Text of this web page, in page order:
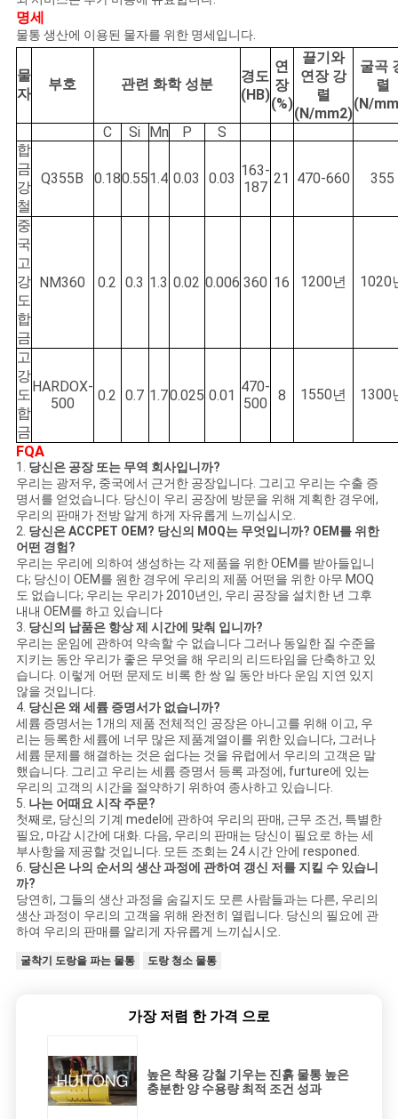
활
보
호
정
책
명세
물통 생산에 이용된 물자를 위한 명세입니다.
물
자
부호 관련 화학 성분
경도
(HB)
연
장
(%)
끌기와
연장 강
렬
(N/mm2)
굴곡
렬
(N/
C
Si Mn P
S
합
금
강
철
Q355B 0.180.551.4 0.03 0.03 163-
187
21 470-660 355
중
국
고
강
도
합
금
NM360 0.2 0.3 1.3 0.02 0.006 360 16 1200년 1020
고
강
도
합
금
HARDOX-
500
0.2 0.7 1.70.025 0.01
470-
500
8 1550년 1300
FQA
1. 당신은 공장 또는 무역 회사입니까?
우리는 광저우, 중국에서 근거한 공장입니다. 그리고 우리는 수출 증
명서를 얻었습니다. 당신이 우리 공장에 방문을 위해 계획한 경우에,
우리의 판매가 전방 알게 하게 자유롭게 느끼십시오.
2. 당신은 ACCPET OEM? 당신의 MOQ는 무엇입니까? OEM를 위한
어떤 경험?
우리는 우리에 의하여 생성하는 각 제품을 위한 OEM를 받아들입니
다; 당신이 OEM를 원한 경우에 우리의 제품 어떤을 위한 아무 MOQ
도 없습니다; 우리는 우리가 2010년인, 우리 공장을 설치한 년 그후
내내 OEM를 하고 있습니다
3. 당신의 납품은 항상 제 시간에 맞춰 입니까?
우리는 운임에 관하여 약속할 수 없습니다 그러나 동일한 질 수준을
지키는 동안 우리가 좋은 무엇을 해 우리의 리드타임을 단축하고 있
습니다. 이렇게 어떤 문제도 비록 한 쌍 일 동안 바다 운임 지연 있지
않을 것입니다.
4. 당신은 왜 세륨 증명서가 없습니까?
세륨 증명서는 1개의 제품 전체적인 공장은 아니고를 위해 이고, 우
리는 등록한 세륨에 너무 많은 제품계열이를 위한 있습니다, 그러나
세륨 문제를 해결하는 것은 쉽다는 것을 유럽에서 우리의 고객은 말
했습니다. 그리고 우리는 세륨 증명서 등록 과정에, furture에 있는
우리의 고객의 시간을 절약하기 위하여 종사하고 있습니다.
5. 나는 어때요 시작 주문?
첫째로, 당신의 기계 medel에 관하여 우리의 판매, 근무 조건, 특별한
필요, 마감 시간에 대화. 다음, 우리의 판매는 당신이 필요로 하는 세
부사항을 제공할 것입니다. 모든 조회는 24 시간 안에 responed.
6. 당신은 나의 순서의 생산 과정에 관하여 갱신 저를 지킬 수 있습니
까?
당연히, 그들의 생산 과정을 숨길지도 모른 사람들과는 다른, 우리의
생산 과정이 우리의 고객을 위해 완전히 열립니다. 당신의 필요에 관
하여 우리의 판매를 알리게 자유롭게 느끼십시오.
굴착기 도랑을 파는 물통 도랑 청소 물통
가장 저렴 한 가격 으로
높은 착용 강철 기우는 진흙 물통 높은
충분한 양 수용량 최적 조건 성과